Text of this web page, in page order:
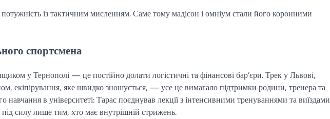
із тактичним мисленням. Саме тому мадісон і омніум стали його коронними
спортсмена
у Тернополі — це постійно долати логістичні та фінансові бар’єри. Трек у Львові,
екіпірування, яке швидко зношується, — усе це вимагало підтримки родини, тренера та
навчання в університеті: Тарас поєднував лекції з інтенсивними тренуваннями та виїздами
силу лише тим, хто має внутрішній стрижень.